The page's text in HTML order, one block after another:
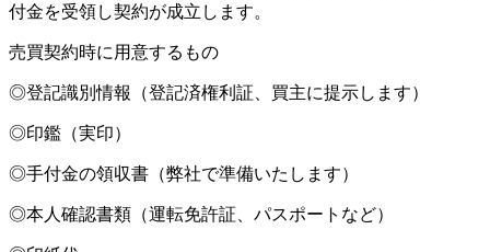
付金を受領し契約が成立します。
売買契約時に用意するもの
◎登記識別情報（登記済権利証、買主に提示します）
◎印鑑（実印）
◎手付金の領収書（弊社で準備いたします）
◎本人確認書類（運転免許証、パスポートなど）